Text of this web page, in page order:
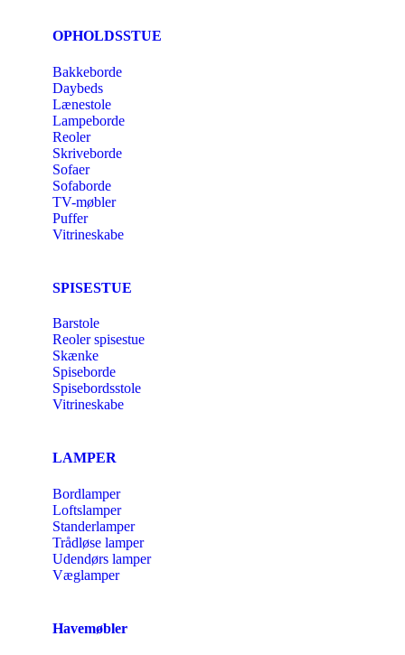
OPHOLDSSTUE
Bakkeborde
Daybeds
Lænestole
Lampeborde
Reoler
Skriveborde
Sofaer
Sofaborde
TV-møbler
Puffer
Vitrineskabe
SPISESTUE
Barstole
Reoler spisestue
Skænke
Spiseborde
Spisebordsstole
Vitrineskabe
LAMPER
Bordlamper
Loftslamper
Standerlamper
Trådløse lamper
Udendørs lamper
Væglamper
Havemøbler